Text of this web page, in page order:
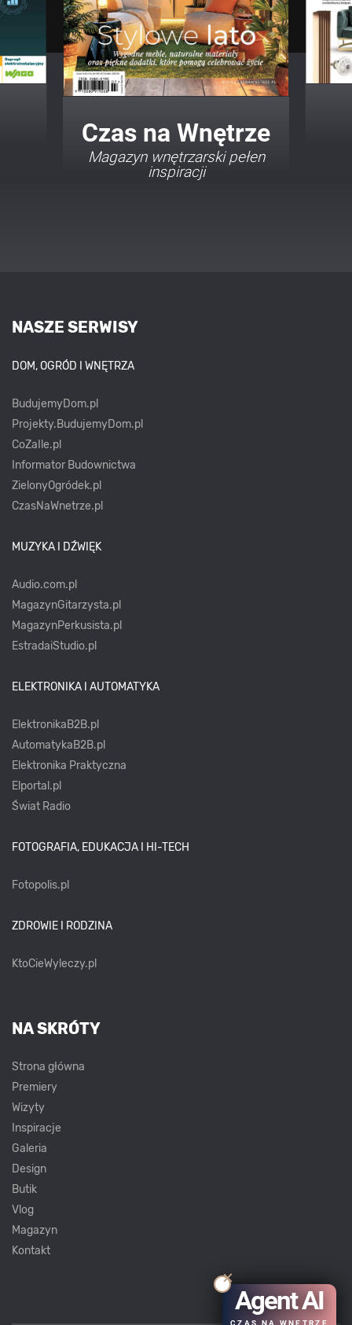
Twój Dom Twój Styl
Porady i inspiracje w
najmodniejszych stylach
NASZE SERWISY
DOM, OGRÓD I WNĘTRZA
BudujemyDom.pl
Projekty.BudujemyDom.pl
CoZaIle.pl
Informator Budownictwa
ZielonyOgródek.pl
CzasNaWnetrze.pl
MUZYKA I DŹWIĘK
Audio.com.pl
MagazynGitarzysta.pl
MagazynPerkusista.pl
EstradaiStudio.pl
ELEKTRONIKA I AUTOMATYKA
ElektronikaB2B.pl
AutomatykaB2B.pl
Elektronika Praktyczna
Elportal.pl
Świat Radio
FOTOGRAFIA, EDUKACJA I HI-TECH
Fotopolis.pl
ZDROWIE I RODZINA
KtoCieWyleczy.pl
NA SKRÓTY
Strona główna
Premiery
Wizyty
Inspiracje
Galeria
Design
Butik
Vlog
Magazyn
Kontakt
Agent AI
CZAS NA WNĘTRZE